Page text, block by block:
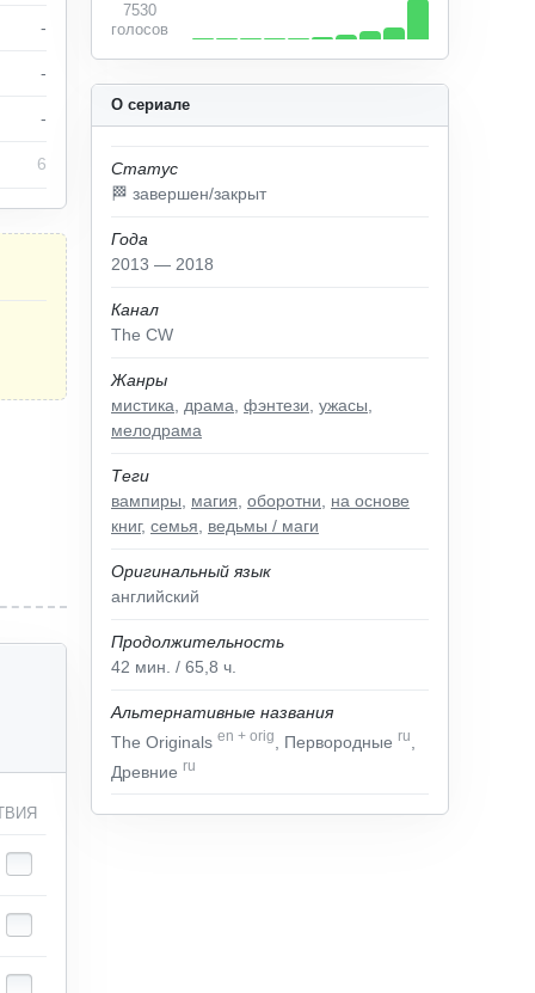
О сериале
Статус
🏁 завершен/закрыт
Года
2013 — 2018
Канал
The CW
Жанры
мистика
драма фэнтези ужасы
мелодрама
Теги
вампиры
магия оборотни
на основе
книг, семья ведьмы / маги
Оригинальный язык
английский
Продолжительность
42 мин. / 65,8 ч.
Альтернативные названия
The Originals en + orig , Первородные ru
Древние ru
7530
голосов
-
-
-
6